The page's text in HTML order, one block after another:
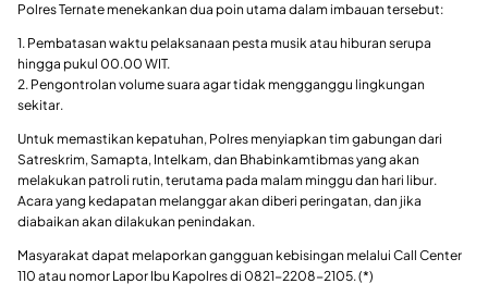
Polres Ternate menekankan dua poin utama dalam imbauan tersebut:
1. Pembatasan waktu pelaksanaan pesta musik atau hiburan serupa
hingga pukul 00.00 WIT.
2. Pengontrolan volume suara agar tidak mengganggu lingkungan
sekitar.
Untuk memastikan kepatuhan, Polres menyiapkan tim gabungan dari
Satreskrim, Samapta, Intelkam, dan Bhabinkamtibmas yang akan
melakukan patroli rutin, terutama pada malam minggu dan hari libur.
Acara yang kedapatan melanggar akan diberi peringatan, dan jika
diabaikan akan dilakukan penindakan.
Masyarakat dapat melaporkan gangguan kebisingan melalui Call Center
110 atau nomor Lapor Ibu Kapolres di 0821-2208-2105. (*)